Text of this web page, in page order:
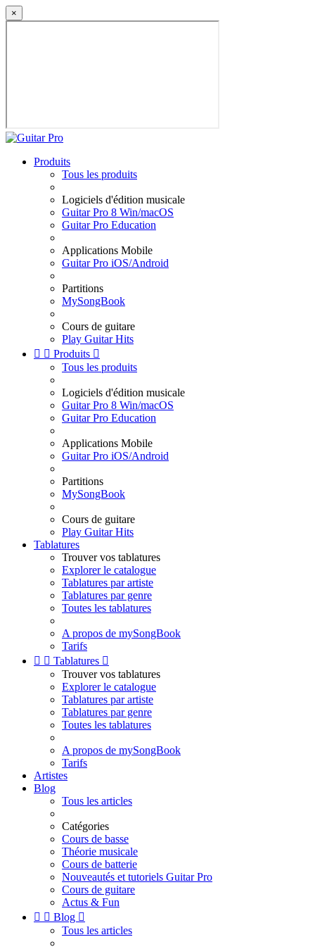
×
Produits
Tous les produits
Logiciels d'édition musicale
Guitar Pro 8 Win/macOS
Guitar Pro Education
Applications Mobile
Guitar Pro iOS/Android
Partitions
MySongBook
Cours de guitare
Play Guitar Hits
  Produits 
Tous les produits
Logiciels d'édition musicale
Guitar Pro 8 Win/macOS
Guitar Pro Education
Applications Mobile
Guitar Pro iOS/Android
Partitions
MySongBook
Cours de guitare
Play Guitar Hits
Tablatures
Trouver vos tablatures
Explorer le catalogue
Tablatures par artiste
Tablatures par genre
Toutes les tablatures
A propos de mySongBook
Tarifs
  Tablatures 
Trouver vos tablatures
Explorer le catalogue
Tablatures par artiste
Tablatures par genre
Toutes les tablatures
A propos de mySongBook
Tarifs
Artistes
Blog
Tous les articles
Catégories
Cours de basse
Théorie musicale
Cours de batterie
Nouveautés et tutoriels Guitar Pro
Cours de guitare
Actus & Fun
  Blog 
Tous les articles